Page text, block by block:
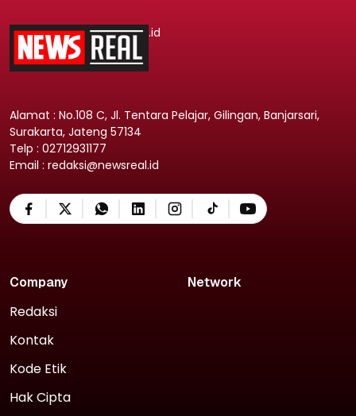
.id
Alamat : No.108 C, Jl. Tentara Pelajar, Gilingan, Banjarsari,
Surakarta, Jateng 57134
Telp : 02712931177
Email : redaksi@newsreal.id
Company
Redaksi
Kontak
Kode Etik
Hak Cipta
Network